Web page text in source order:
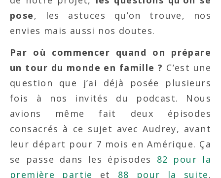
pose, les astuces qu’on trouve, nos
envies mais aussi nos doutes.
Par où commencer quand on prépare
un tour du monde en famille ? C’est une
question que j’ai déjà posée plusieurs
fois à nos invités du podcast. Nous
avions même fait deux épisodes
consacrés à ce sujet avec Audrey, avant
leur départ pour 7 mois en Amérique. Ça
se passe dans les épisodes 82 pour la
première partie
et 88 pour la suite.